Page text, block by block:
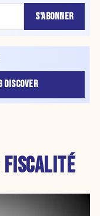
S'ABONNER
DISCOVER
FISCALITÉ